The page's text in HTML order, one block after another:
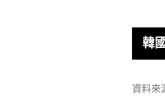
韓
資料來